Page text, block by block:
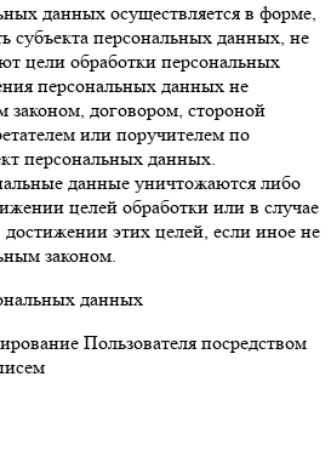
данных осуществляется в форме,
субъекта персональных данных, не
цели обработки персональных
персональных данных не
законом, договором, стороной
или поручителем по
персональных данных.
данные уничтожаются либо
целей обработки или в случае
этих целей, если иное не
законом.
данных
Пользователя посредством